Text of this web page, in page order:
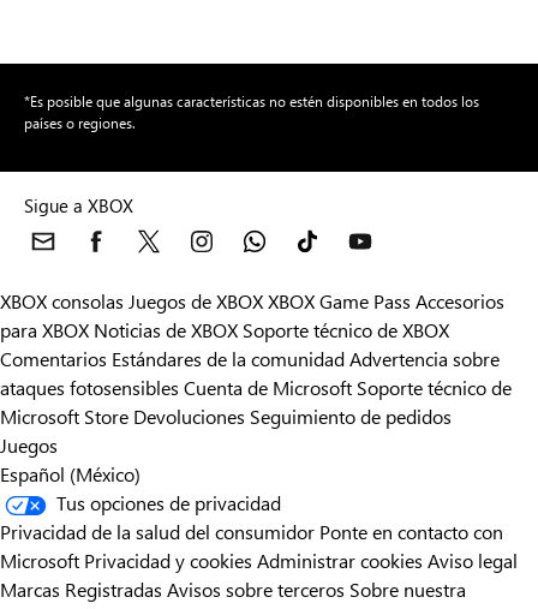
*Es posible que algunas características no estén disponibles en todos los
países o regiones.
Sigue a XBOX
XBOX consolas Juegos de XBOXXBOX Game Pass Accesorios
para XBOX Noticias de XBOX Soporte técnico de XBOX
Comentarios Estándares de la comunidadAdvertencia sobre
ataques fotosensibles Cuenta de Microsoft Soporte técnico de
Microsoft Store Devoluciones Seguimiento de pedidos
Juegos
Español (México)
Tus opciones de privacidad
Privacidad de la salud del consumidor Ponte en contacto con
Microsoft Privacidad y cookies Administrar cookies Aviso legal
Marcas Registradas Avisos sobre terceros Sobre nuestra